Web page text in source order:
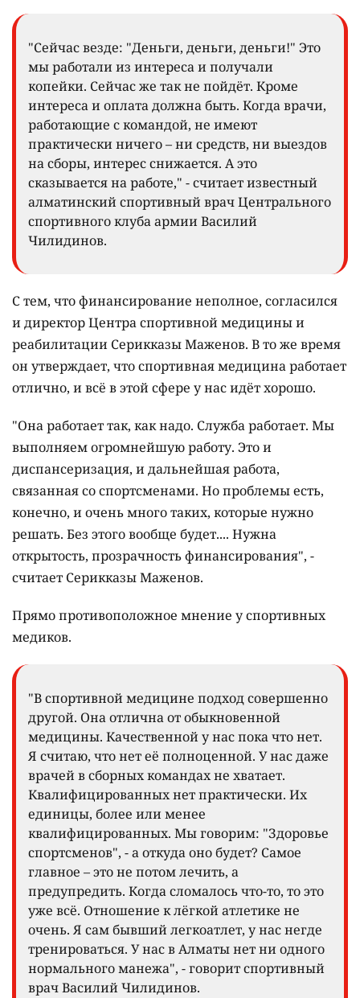
"Сейчас везде: "Деньги, деньги, деньги!" Это
мы работали из интереса и получали
копейки. Сейчас же так не пойдёт. Кроме
интереса и оплата должна быть. Когда врачи,
работающие с командой, не имеют
практически ничего – ни средств, ни выездов
на сборы, интерес снижается. А это
сказывается на работе," - считает известный
алматинский спортивный врач Центрального
спортивного клуба армии Василий
Чилидинов.
С тем, что финансирование неполное, согласился
и директор Центра спортивной медицины и
реабилитации Серикказы Маженов. В то же время
он утверждает, что спортивная медицина работает
отлично, и всё в этой сфере у нас идёт хорошо.
"Она работает так, как надо. Служба работает. Мы
выполняем огромнейшую работу. Это и
диспансеризация, и дальнейшая работа,
связанная со спортсменами. Но проблемы есть,
конечно, и очень много таких, которые нужно
решать. Без этого вообще будет.... Нужна
открытость, прозрачность финансирования", -
считает Серикказы Маженов.
Прямо противоположное мнение у спортивных
медиков.
"В спортивной медицине подход совершенно
другой. Она отлична от обыкновенной
медицины. Качественной у нас пока что нет.
Я считаю, что нет её полноценной. У нас даже
врачей в сборных командах не хватает.
Квалифицированных нет практически. Их
единицы, более или менее
квалифицированных. Мы говорим: "Здоровье
спортсменов", - а откуда оно будет? Самое
главное – это не потом лечить, а
предупредить. Когда сломалось что-то, то это
уже всё. Отношение к лёгкой атлетике не
очень. Я сам бывший легкоатлет, у нас негде
тренироваться. У нас в Алматы нет ни одного
нормального манежа", - говорит спортивный
врач Василий Чилидинов.